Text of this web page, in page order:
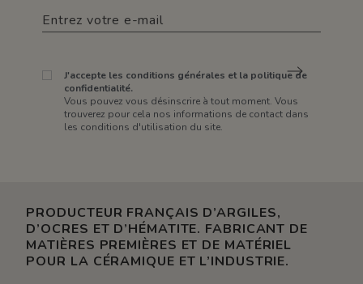
J'accepte les conditions générales et la politique de
confidentialité.
Vous pouvez vous désinscrire à tout moment. Vous
trouverez pour cela nos informations de contact dans
les conditions d'utilisation du site.
PRODUCTEUR FRANÇAIS D’ARGILES,
D’OCRES ET D’HÉMATITE. FABRICANT DE
MATIÈRES PREMIÈRES ET DE MATÉRIEL
POUR LA CÉRAMIQUE ET L’INDUSTRIE.